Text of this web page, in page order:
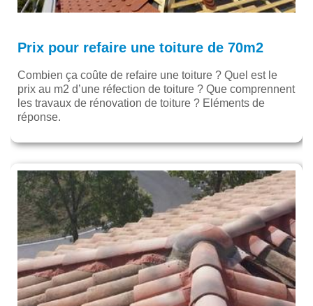
Prix pour refaire une toiture de 70m2
Combien ça coûte de refaire une toiture ? Quel est le
prix au m2 d’une réfection de toiture ? Que comprennent
les travaux de rénovation de toiture ? Eléments de
réponse.